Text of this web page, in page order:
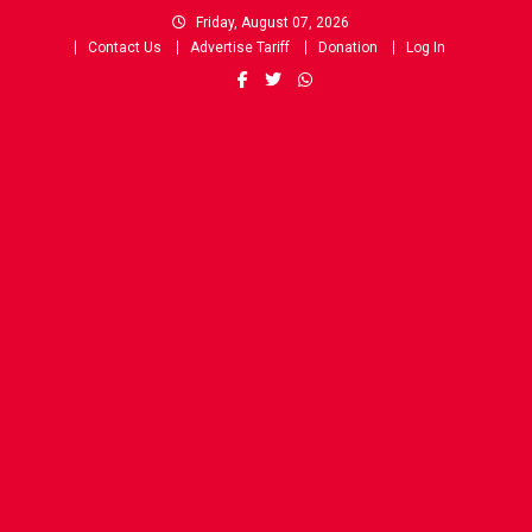
Friday, August 07, 2026
Contact Us
Advertise Tariff Donation Log In